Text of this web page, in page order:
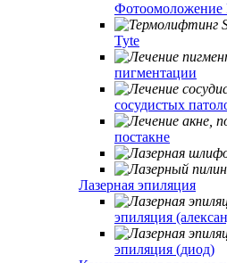
Фотоомоложение
Tyte
пигментации
сосудистых
постакне
Лазерная эпиляция
эпиляция
эпиляция (диод)